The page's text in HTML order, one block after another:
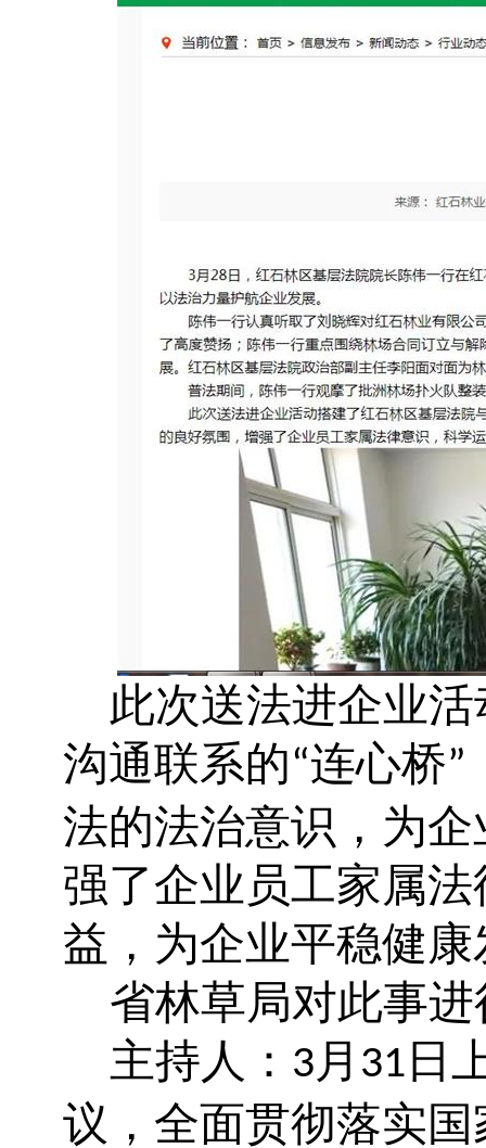
此次送法进企业
沟通联系的“连心桥”
法的法治意识，为
强了企业员工家属
益，为企业平稳健
省林草局对此事
主持人： 3 月 31 日
议，全面贯彻落实